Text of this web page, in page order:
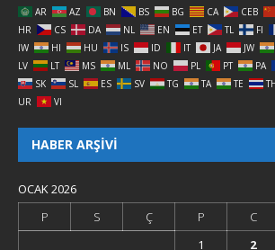
AR AZ BN BS BG CA CEB
HR
CS DA NL EN ET TL FI
IW
HI HU IS ID IT JA JW
LV
LT MS ML NO PL PT PA
SK
SL ES SV TG TA TE
UR
VI
HABER ARŞIVI
OCAK 2026
P
S Ç P C
1
2